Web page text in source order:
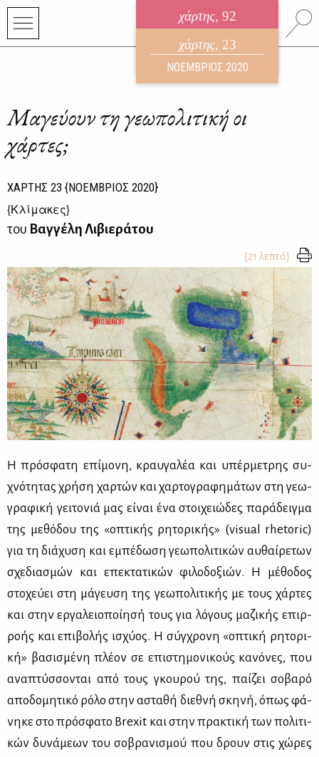
χάρτης, 92
ηλεκτρονικό περιοδικό
ΑΥΓΟΥΣΤΟΣ 2026
χάρτης, 23
ΝΟΕΜΒΡΙΟΣ 2020
Μαγεύουν τη γεωπολιτική οι
χάρτες;
ΧΑΡΤΗΣ 23 {ΝΟΕΜΒΡΙΟΣ 2020}
{Κλίμακες}
του Βαγγέλη Λιβιεράτου
{21 λεπτά}
Η πρό­σφα­τη επί­μο­νη, κραυ­γα­λέα και υπέρ­με­τρης συ­
χνό­τη­τας χρή­ση χαρ­τών και χαρ­το­γρα­φη­μά­των στη γε­ω­
γρα­φι­κή γει­το­νιά μας εί­ναι ένα στοι­χειώ­δες πα­ρά­δειγ­μα
της με­θό­δου της «οπτι­κής ρη­το­ρι­κής» (visual rhetoric)
για τη διά­χυ­ση και εμπέ­δω­ση γε­ω­πο­λι­τι­κών αυ­θαί­ρε­των
σχε­δια­σμών και επε­κτα­τι­κών φι­λο­δο­ξιών. Η μέ­θο­δος
στο­χεύ­ει στη μά­γευ­ση της γε­ω­πο­λι­τι­κής με τους χάρ­τες
και στην ερ­γα­λειο­ποί­η­σή τους για λό­γους μα­ζι­κής επιρ­
ρο­ής και επι­βο­λής ισχύ­ος. Η σύγ­χρο­νη «οπτι­κή ρη­το­ρι­
κή» βα­σι­σμέ­νη πλέ­ον σε επι­στη­μο­νι­κούς κα­νό­νες, που
ανα­πτύσ­σο­νται από τους γκου­ρού της, παί­ζει σο­βα­ρό
απο­δο­μη­τι­κό ρό­λο στην αστα­θή διε­θνή σκη­νή, όπως φά­
νη­κε στο πρό­σφα­το Brexit και στην πρα­κτι­κή των πο­λι­τι­
κών δυ­νά­με­ων του σο­βρα­νι­σμού που δρουν στις χώ­ρες